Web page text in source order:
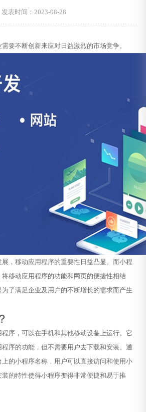
发表时间：2023-08-28
要不断创新来应对日益激烈的市场竞争。
，移动应用程序的重要性日益凸显。而小程
移动应用程序的功能和网页的便捷性相结
了满足企业及用户的不断增长的需求而产生
序，可以在手机和其他移动设备上运行。它
序的功能，但不需要用户去下载和安装。通
的小程序名称，用户可以直接访问和使用小
的特性使得小程序变得非常便捷和易于推